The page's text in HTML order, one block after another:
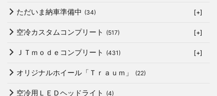
ただいま納車準備中 (34) [+]
空冷カスタムコンプリート (517) [+]
ＪＴｍｏｄｅコンプリート (431) [+]
オリジナルホイール「Ｔｒａｕｍ」 (22)
空冷用ＬＥＤヘッドライト (4)